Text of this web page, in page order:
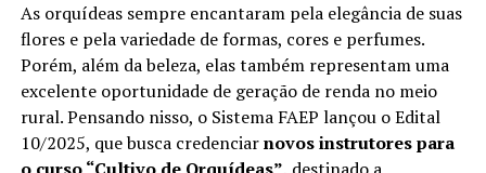
As orquídeas sempre encantaram pela elegância de suas
flores e pela variedade de formas, cores e perfumes.
Porém, além da beleza, elas também representam uma
excelente oportunidade de geração de renda no meio
rural. Pensando nisso, o Sistema FAEP lançou o Edital
10/2025, que busca credenciarnovos instrutores para